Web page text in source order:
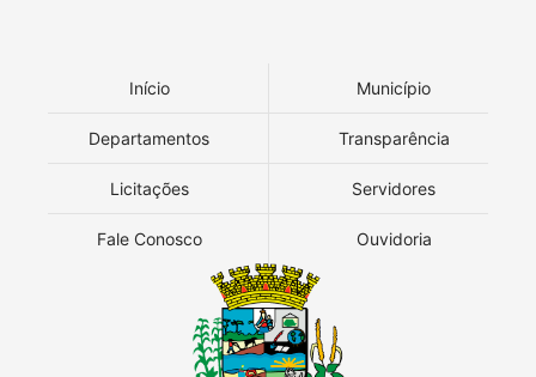
Início Município
Departamentos Transparência
Licitações Servidores
Fale Conosco Ouvidoria